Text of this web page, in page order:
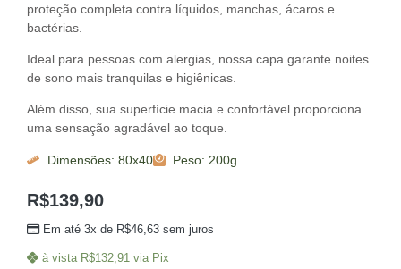
proteção completa contra líquidos, manchas, ácaros e
bactérias.
Ideal para pessoas com alergias, nossa capa garante noites
de sono mais tranquilas e higiênicas.
Além disso, sua superfície macia e confortável proporciona
uma sensação agradável ao toque.
Dimensões: 80x40 Peso: 200g
R$139,90
Em até 3x de R$46,63 sem juros
à vista R$132,91 via Pix